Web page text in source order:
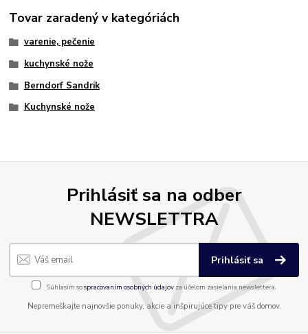
Tovar zaradený v kategóriách
varenie, pečenie
kuchynské nože
Berndorf Sandrik
Kuchynské nože
Prihlásiť sa na odber
NEWSLETTRA
Prihlásiť sa
Súhlasím sospracovaním osobných údajov za účelom zasielania newslettera.
Nepremeškajte najnovšie ponuky, akcie a inšpirujúce tipy pre váš domov.